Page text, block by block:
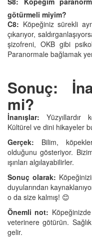
götürmeli miyim?
C8: Köpeğiniz sürekli
çıkarıyor,
şizofreni, OKB gibi
Paranormale bağlamak
Sonuç:
mi?
İnanışlar: Yüzyıllardır
Kültürel ve dini hikayeler
Gerçek: Bilim,
olduğunu gösteriyor.
ışınları algılayabilirler.
Sonuç olarak:
duyularından
o da size kalmış! 😊
Önemli not:
veterinere götürün.
gelir.